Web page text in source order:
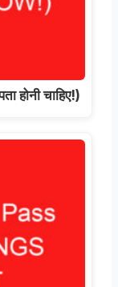
होनी चाहिए!)